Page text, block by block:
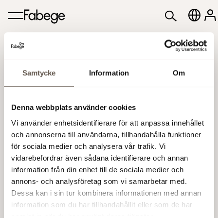
Samtycke Information Om
Denna webbplats använder cookies
Vi använder enhetsidentifierare för att anpassa innehållet
och annonserna till användarna, tillhandahålla funktioner
för sociala medier och analysera vår trafik. Vi
vidarebefordrar även sådana identifierare och annan
information från din enhet till de sociala medier och
annons- och analysföretag som vi samarbetar med.
Dessa kan i sin tur kombinera informationen med annan
information som du har tillhandahållit eller som de har